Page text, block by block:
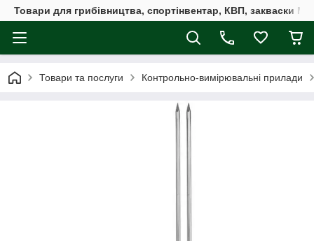
Товари для грибівництва, спортінвентар, КВП, закваски
Товари та послуги Контрольно-вимірювальні прилади